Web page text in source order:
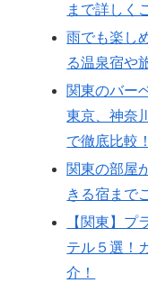
まで詳しく
雨でも楽し
る温泉宿や
関東のバー
東京、神奈
で徹底比較！
関東の部屋
きる宿まで
【関東】プ
テル５選！
介！